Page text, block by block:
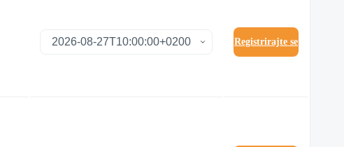
Registrirajte se